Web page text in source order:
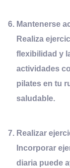
Mantenersea
Realiza
flexibilidad y
actividades
pilates en tu
saludable.
Realizare
Incorporar
diaria puede